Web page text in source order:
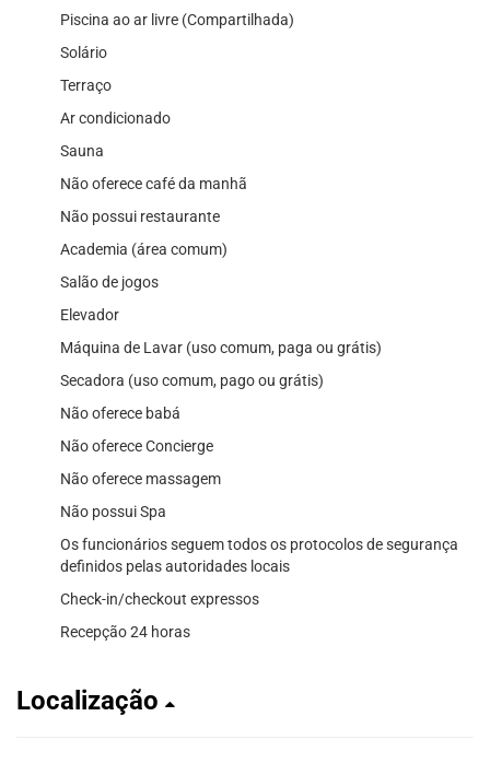
Piscina ao ar livre (Compartilhada)
Solário
Terraço
Ar condicionado
Sauna
Não oferece café da manhã
Não possui restaurante
Academia (área comum)
Salão de jogos
Elevador
Máquina de Lavar (uso comum, paga ou grátis)
Secadora (uso comum, pago ou grátis)
Não oferece babá
Não oferece Concierge
Não oferece massagem
Não possui Spa
Os funcionários seguem todos os protocolos de segurança
definidos pelas autoridades locais
Check-in/checkout expressos
Recepção 24 horas
Localização